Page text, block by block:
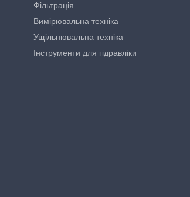
Фільтрація
Вимірювальна техніка
Ущільнювальна техніка
Інструменти для гідравліки